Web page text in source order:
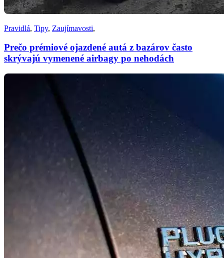
Pravidlá, Tipy, Zaujímavosti,
Prečo prémiové ojazdené autá z bazárov často
skrývajú vymenené airbagy po nehodách